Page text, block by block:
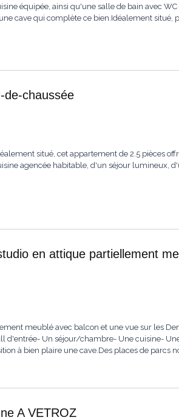
équipée, ainsi qu'une salle de bain avec
cave qui complète ce bien.Idéalement situé,
de-chaussée
situé, cet appartement de 2.5 pièces
agencée habitable, d'un séjour lumineux,
en attique partiellement
meublé avec balcon et une vue sur les
d'entrée- Un séjour/chambre- Une cuisine-
à bien plaire une cave.Des places de parcs
A VETROZ